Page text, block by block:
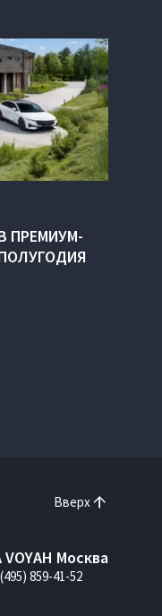
ПРЕМИУМ-
Вверх
VOYAH Москва
859-41-52